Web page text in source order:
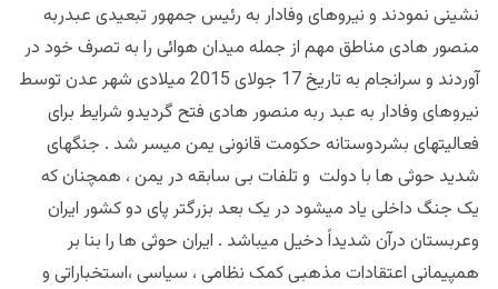
نشینی نمودند و نیروهای وفادار به رئیس جمهور تبعیدی عبدربه
منصور هادی مناطق مهم از جمله میدان هوائی را به تصرف خود در
آوردند و سرانجام به تاریخ 17 جولای 2015 میلادی شهر عدن توسط
نیروهای وفادار به عبد ربه منصور هادی فتح گردیدو شرایط برای
فعالیتهای بشردوستانه حکومت قانونی یمن میسر شد . جنگهای
شدید حوثی ها با دولت و تلفات بی سابقه در یمن ، همچنان که
یک جنگ داخلی یاد میشود در یک بعد بزرگتر پای دو کشور ایران
وعربستان درآن شدیداً دخیل میباشد . ایران حوثی ها را بنا بر
همپیمانی اعتقادات مذهبی کمک نظامی ، سیاسی ،استخباراتی و